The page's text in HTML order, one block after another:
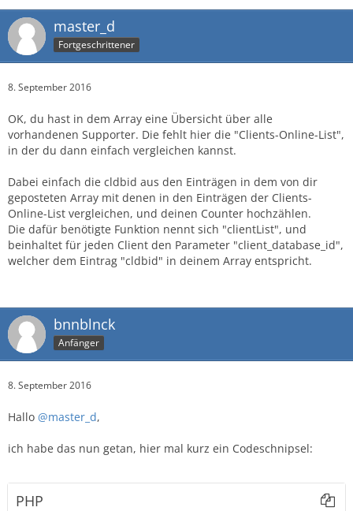
[2] => Array
(
[
[
)
?>
master_d
Fortgeschrittener
8. September 2016
OK, du hast in dem Array eine Übersicht über alle
vorhandenen Supporter. Die fehlt hier die "Clients-Online-List",
in der du dann einfach vergleichen kannst.
Dabei einfach die cldbid aus den Einträgen in dem von dir
geposteten Array mit denen in den Einträgen der Clients-
Online-List vergleichen, und deinen Counter hochzählen.
Die dafür benötigte Funktion nennt sich "clientList", und
beinhaltet für jeden Client den Parameter "client_database_id",
welcher dem Eintrag "cldbid" in deinem Array entspricht.
bnnblnck
Anfänger
8. September 2016
Hallo @master_d,
ich habe das nun getan, hier mal kurz ein Codeschnipsel:
PHP